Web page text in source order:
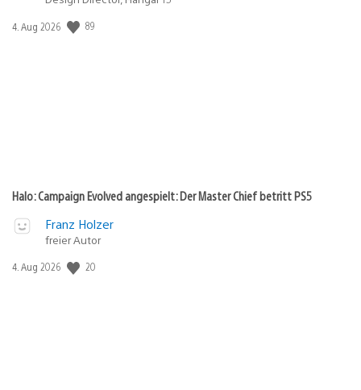
Veröffentlichungsdatum:
4. Aug 2026 89
Halo: Campaign Evolved angespielt: Der Master Chief betritt PS5
Franz Holzer
freier Autor
Veröffentlichungsdatum:
4. Aug 2026 20